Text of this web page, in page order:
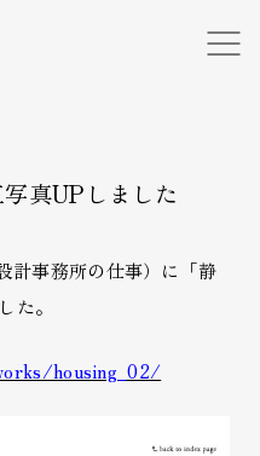
写真UPしました
計事務所の仕事）に「静
た。
housing_02/